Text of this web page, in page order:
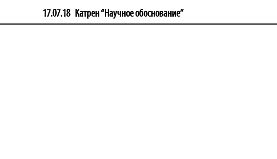
17.07.18 Катрен “Научное обоснование”